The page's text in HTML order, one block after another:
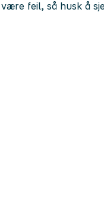
feil, så husk å